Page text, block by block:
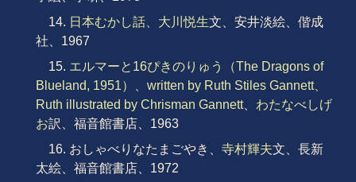
14. 日本むかし話、大川悦生文、安井淡絵、偕成
社、1967
15. エルマーと16ぴきのりゅう（The Dragons of
Blueland, 1951）、written by Ruth Stiles Gannett、
Ruth illustrated by Chrisman Gannett、 わたなべしげ
お訳、福音館書店、1963
16. おしゃべりなたまごやき、 寺村輝夫文、長新
太絵、福音館書店、1972